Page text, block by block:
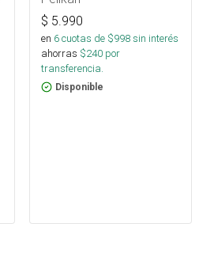
$ 5.990
en 6cuotas de $998sin interés
ahorras $240 por
transferencia.
Disponible